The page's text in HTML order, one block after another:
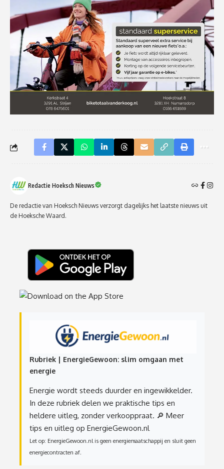
Redactie Hoeksch Nieuws
De redactie van Hoeksch Nieuws verzorgt dagelijks het laatste nieuws uit
de Hoeksche Waard.
Rubriek | EnergieGewoon: slim omgaan met
energie
Energie wordt steeds duurder en ingewikkelder.
In deze rubriek delen we praktische tips en
heldere uitleg, zonder verkooppraat. 🔎 Meer
tips en uitleg op EnergieGewoon.nl
Let op: EnergieGewoon.nl is geen energiemaatschappij en sluit geen
energiecontracten af.